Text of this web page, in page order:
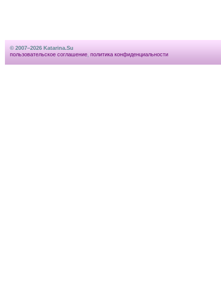
© 2007–2026 Katarina.Su
пользовательское соглашение политика конфиденциальности